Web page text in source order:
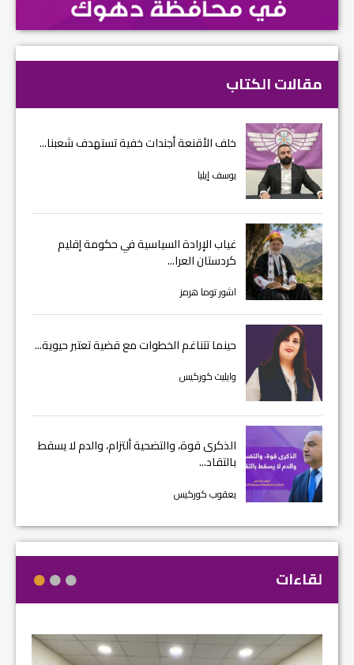
مقالات الكتاب
خلف الأقنعة أجندات خفية تستهدف شعبنا...
يوسف إيليا
غياب الإرادة السياسية في حكومة إقليم
كردستان العرا...
اشور توما هرمز
حينما تتناغم الخطوات مع قضية تعتبر حيوية...
وايليت كوركيس
الذكرى قوة، والتضحية ألتزام، والدم لا يسقط
بالتقاد...
يعقوب كوركيس
لقاءات